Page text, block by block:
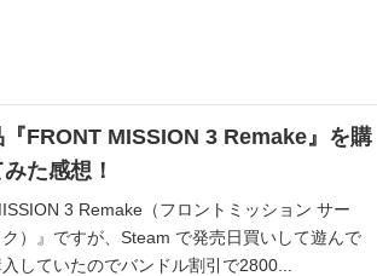
『FRONT MISSION 3 Remake』を購
た感想！
3 Remake（フロントミッション サー
）』ですが、Steam で発売日買いして遊んで
していたのでバンドル割引で2800...